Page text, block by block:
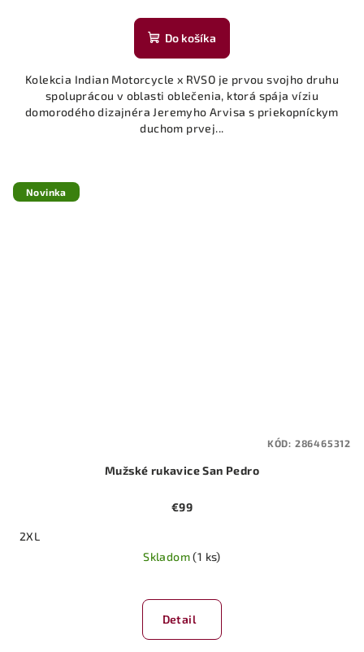
Do košíka
Kolekcia Indian Motorcycle x RVSO je prvou svojho druhu
spoluprácou v oblasti oblečenia, ktorá spája víziu
domorodého dizajnéra Jeremyho Arvisa s priekopníckym
duchom prvej...
Novinka
Mužské rukavice San Pedro
€99
2XL
Skladom(1 ks)
hodnotenie
produktu
Detail
KÓD: 286465312